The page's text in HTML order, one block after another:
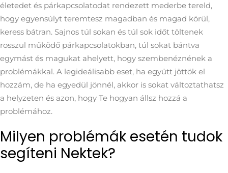
életedet és párkapcsolatodat rendezett mederbe tereld,
hogy egyensúlyt teremtesz magadban és magad körül,
keress bátran. Sajnos túl sokan és túl sok időt töltenek
rosszul működő párkapcsolatokban, túl sokat bántva
egymást és magukat ahelyett, hogy szembenéznének a
problémákkal. A legideálisabb eset, ha együtt jöttök el
hozzám, de ha egyedül jönnél, akkor is sokat változtathatsz
a helyzeten és azon, hogy Te hogyan állsz hozzá a
problémához.
Milyen problémák esetén tudok
segíteni Nektek?